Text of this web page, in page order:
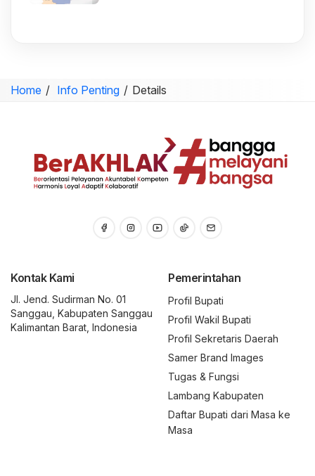
Home Info Penting Details
Kontak Kami
Jl. Jend. Sudirman No. 01
Sanggau, Kabupaten Sanggau
Kalimantan Barat, Indonesia
Pemerintahan
Profil Bupati
Profil Wakil Bupati
Profil Sekretaris Daerah
Samer Brand Images
Tugas & Fungsi
Lambang Kabupaten
Daftar Bupati dari Masa ke
Masa